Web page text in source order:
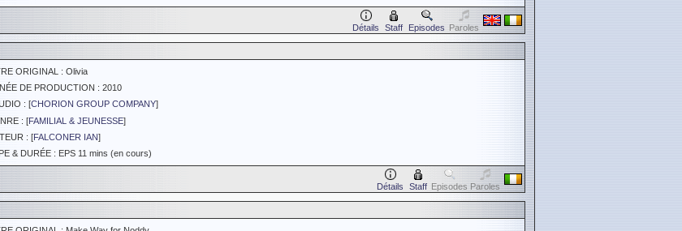
Détails Staff Episodes Paroles
ORIGINAL : Olivia
DE PRODUCTION : 2010
: [CHORION GROUP COMPANY]
: [FAMILIAL & JEUNESSE]
: [FALCONER IAN]
& DURÉE : EPS 11 mins (en cours)
Détails Staff Episodes Paroles